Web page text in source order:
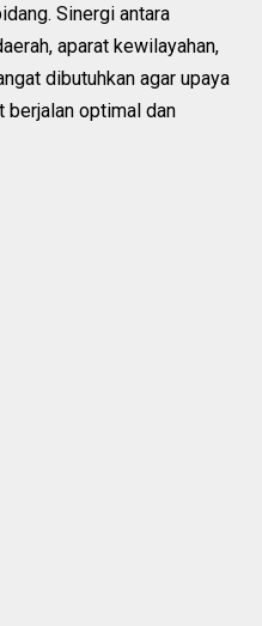
Sinergi antara
aparat kewilayahan,
dibutuhkan agar upaya
berjalan optimal dan